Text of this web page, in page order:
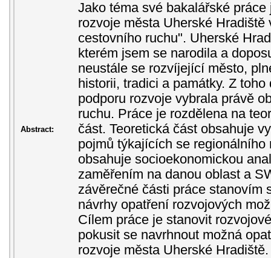
Abstract:
Jako téma své bakalářské
rozvoje města Uherské Hradiště
cestovního ruchu". Uherské
kterém jsem se narodila a
neustále se rozvíjející město,
historii, tradici a památky. Z
podporu rozvoje vybrala právě
ruchu. Práce je rozdělena na
část. Teoretická část obsahuje
pojmů týkajících se regionálního
obsahuje socioekonomickou
zaměřením na danou oblast a
závěrečné části práce stanovím
návrhy opatření rozvojových
Cílem práce je stanovit
pokusit se navrhnout možná
rozvoje města Uherské Hradiště.